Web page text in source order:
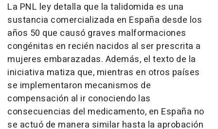
La PNL ley detalla que la talidomida es una
sustancia comercializada en España desde los
años 50 que causó graves malformaciones
congénitas en recién nacidos al ser prescrita a
mujeres embarazadas. Además, el texto de la
iniciativa matiza que, mientras en otros países
se implementaron mecanismos de
compensación al ir conociendo las
consecuencias del medicamento, en España no
se actuó de manera similar hasta la aprobación